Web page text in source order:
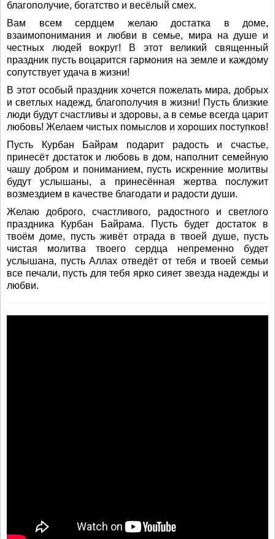
благополучие, богатство и весёлый смех.
Вам всем сердцем желаю достатка в доме,
взаимопонимания и любви в семье, мира на душе и
честных людей вокруг! В этот великий священный
праздник пусть воцарится гармония на земле и каждому
сопутствует удача в жизни!
В этот особый праздник хочется пожелать мира, добрых
и светлых надежд, благополучия в жизни! Пусть близкие
люди будут счастливы и здоровы, а в семье всегда царит
любовь! Желаем чистых помыслов и хороших поступков!
Пусть Курбан Байрам подарит радость и счастье,
принесёт достаток и любовь в дом, наполнит семейную
чашу добром и пониманием, пусть искренние молитвы
будут услышаны, а принесённая жертва послужит
возмездием в качестве благодати и радости души.
Желаю доброго, счастливого, радостного и светлого
праздника Курбан Байрама. Пусть будет достаток в
твоём доме, пусть живёт отрада в твоей душе, пусть
чистая молитва твоего сердца непременно будет
услышана, пусть Аллах отведёт от тебя и твоей семьи
все печали, пусть для тебя ярко сияет звезда надежды и
любви.